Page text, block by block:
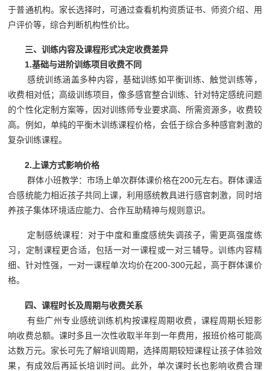
于普通机构。家长选择时，可通过查看机构资质证书、师资介绍、用
户评价等，综合判断机构性价比。
三、训练内容及课程形式决定收费差异
1.基础与进阶训练项目收费不同
感统训练涵盖多种内容，基础训练如平衡训练、触觉训练等，
收费相对低；高级训练项目，像多感官整合训练、针对特定感统问题
的个性化定制方案等，因对训练师专业要求高、所需资源多，收费较
高。例如，单纯的平衡木训练课程价格，会低于综合多种感官刺激的
复杂训练课程。
2.上课方式影响价格
群体小班教学：市场上单次群体课价格在200元左右。群体课适
合感统能力相近孩子共同上课，利用感统教具进行感官刺激，同时培
养孩子集体环境适应能力、合作互助精神与规则意识。
定制感统课程：对于中度和重度感统失调孩子，需更高强度练
习，定制课程更合适，包括一对一课程或一对三辅导。训练内容精
细、针对性强，一对一课程单次均价在200-300元起，高于群体课价
格。
四、课程时长及周期与收费关系
有些广州专业感统训练机构按课程周期收费，课程周期长短影
响收费总额。课时多且一次性收取半年到一年费用，报班价格可能高
达数万元。家长可先了解培训周期，选择周期较短课程让孩子体验效
果，有成效后再延长培训时间。此外，单次课时长也影响收费合理